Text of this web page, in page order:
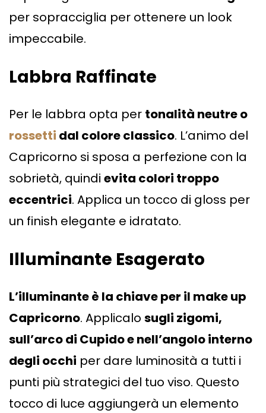
per sopracciglia per ottenere un look
impeccabile.
Labbra Raffinate
Per le labbra opta per tonalità neutre o
rossetti dal colore classico. L’animo del
Capricorno si sposa a perfezione con la
sobrietà, quindi evita colori troppo
eccentrici. Applica un tocco di gloss per
un finish elegante e idratato.
Illuminante Esagerato
L’illuminante è la chiave per il make up
Capricorno. Applicalo sugli zigomi,
sull’arco di Cupido e nell’angolo interno
degli occhi per dare luminosità a tutti i
punti più strategici del tuo viso. Questo
tocco di luce aggiungerà un elemento